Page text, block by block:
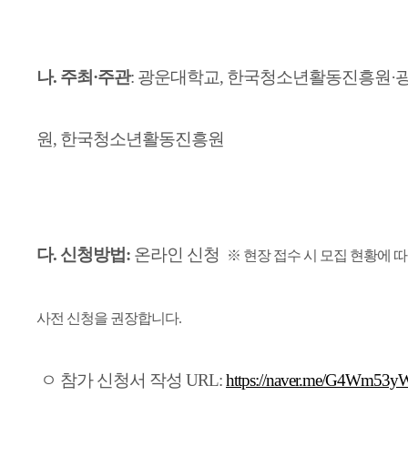
나. 주최·주관: 광운대학교, 한국청소년활동진흥원·
원, 한국청소년활동진흥원
다. 신청방법: 온라인 신청 ※ 현장 접수 시 모집 현황에
사전 신청을 권장합니다.
ㅇ 참가 신청서 작성 URL:https://naver.me/